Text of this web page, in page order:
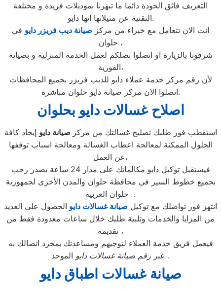
التعريف فائق الجودة دائما ما تبهرنا بموديلات فريدة و مختلفة
التقنية عن مثيلاتها انها دايو.
انت الان تتعامل مع خبراء من مركز صيانة ديب فريزر دايو في
حلوان ،
شرفونا بالزيارة او اتصلوا نصلكم لعمل الخدمة المنزلية و بصيانة
الفورية،
لأن رقم مركز خدمة عملاء دايو للديب فريزر بجميع المحافظات
اتصلوا الان مركز صيانة دايو حلوان مباشرة.
اصلاح غسالات دايو بحلوان
استقطب فور طلبك تصليح غسالتك من مركز صيانة دايو إيجاد كافة
الحلول الممكنة لمعالجة اعطاب الغسالة ومعالجة اسباب توقفها
عن العمل،
فيستقبل توكيل دايو مكالماتك على مدار 24 ساعة بصدر رحب
بجميع خطوط السير في محافظة حلوان والمدن الأخرى لجمهورية
حلوان العربية .
انتهز فور تواصلك مع توكيل صيانة غسالات دايو الحصول على العديد
من المزايا والخدمات وتلبية طلبك خلال ساعات معدودة فقط من
تقديمه ،
فيعمل فريق خدمة العملاء لتوجيهم ومساعدتك بمجرد اتصالك به
عبر رقم صيانة غسالات دايو الموحد .
صيانة غسالات اطباق دايو